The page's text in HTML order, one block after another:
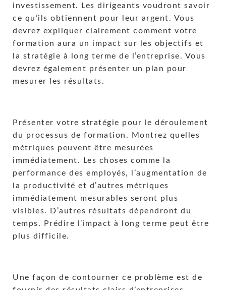
investissement. Les dirigeants voudront savoir
ce qu’ils obtiennent pour leur argent. Vous
devrez expliquer clairement comment votre
formation aura un impact sur les objectifs et
la stratégie à long terme de l’entreprise. Vous
devrez également présenter un plan pour
mesurer les résultats.
Présenter votre stratégie pour le déroulement
du processus de formation. Montrez quelles
métriques peuvent être mesurées
immédiatement. Les choses comme la
performance des employés, l’augmentation de
la productivité et d’autres métriques
immédiatement mesurables seront plus
visibles. D’autres résultats dépendront du
temps. Prédire l’impact à long terme peut être
plus difficile.
Une façon de contourner ce problème est de